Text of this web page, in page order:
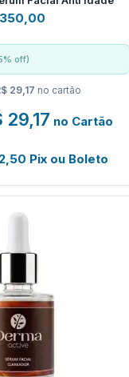
350,00
off)
29,17 no cartão
29,17 no Cartão
Pix ou Boleto